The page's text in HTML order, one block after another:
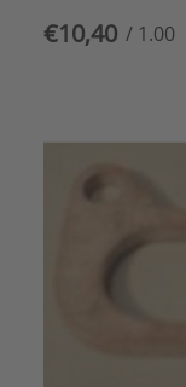
€10,40 / 1.00